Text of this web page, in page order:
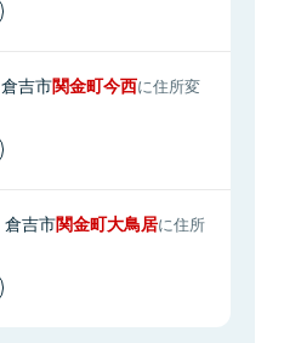
倉吉市関金町今西に住所変
倉吉市関金町大鳥居に住所